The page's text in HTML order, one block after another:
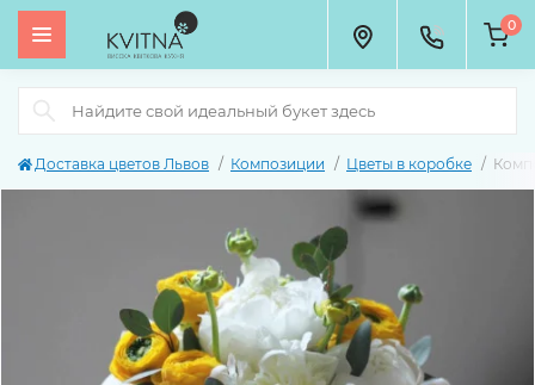
0
Доставка цветов Львов Композиции Цветы в коробке